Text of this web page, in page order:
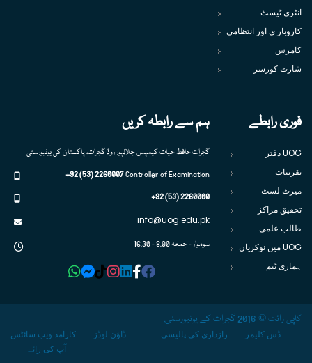
انٹری ٹیسٹ
کاروبار ی اور انتظامی
کامرس
شارٹ کورسز
فوری رابطے
UOG دفتر
تقریبات
میرٹ لسٹ
تحقیق مراکز
طالب علمی
UOG میں نوکریاں
ہماری ٹیم
ہم سے رابطہ کریں
گجرات حافظ حیات کیمپس جلالپور روڈ گجرات، پاکستان کی یونیورسٹی
Controller of Examination
+92 (53) 2260007
+92 (53) 2260000
info@uog.edu.pk
سوموار - جمعہ 8.00 - 16.30
کاپی رائٹ © 2016 گجرات کے یونیورسٹی.
کارآمد ویب سائٹس ڈاؤن لوڈز رازداری کی پالیسی
ڈس کلیمر
آپ کی رائے